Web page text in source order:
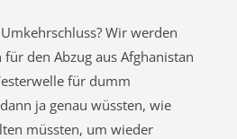
Wir werden
den Abzug aus Afghanistan
für dumm
ja genau wüssten, wie
müssten, um wieder